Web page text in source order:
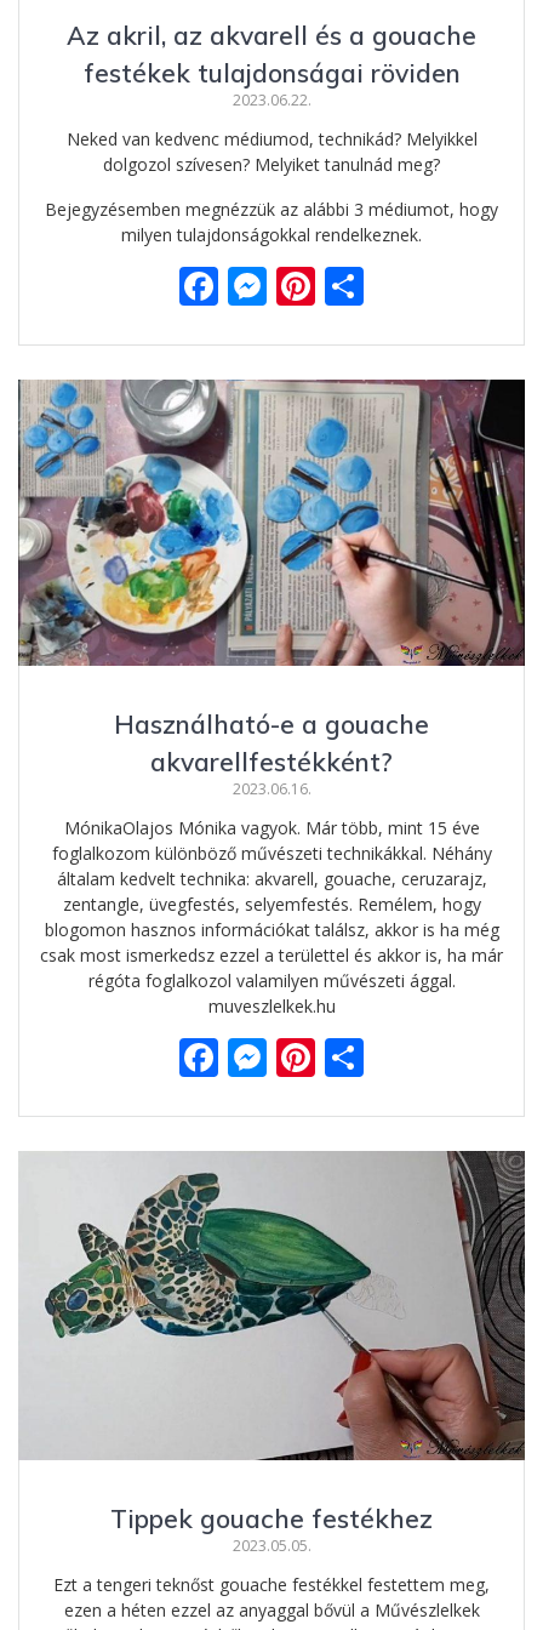
Az akril, az akvarell és a gouache
festékek tulajdonságai röviden
2023.06.22.
Neked van kedvenc médiumod, technikád? Melyikkel
dolgozol szívesen? Melyiket tanulnád meg?
Bejegyzésemben megnézzük az alábbi 3 médiumot, hogy
milyen tulajdonságokkal rendelkeznek.
F
e
b
o
o
k
M
ss
e
n
g
er
Pi
er
e
st
za
m
e
g
Használható-e a gouache
akvarellfestékként?
2023.06.16.
MónikaOlajos Mónika vagyok. Már több, mint 15 éve
foglalkozom különböző művészeti technikákkal. Néhány
általam kedvelt technika: akvarell, gouache, ceruzarajz,
zentangle, üvegfestés, selyemfestés. Remélem, hogy
blogomon hasznos információkat találsz, akkor is ha még
csak most ismerkedsz ezzel a területtel és akkor is, ha már
régóta foglalkozol valamilyen művészeti ággal.
muveszlelkek.hu
F
ac
e
o
o
k
M
e
ss
n
g
er
Pi
nt
er za
Tippek gouache festékhez
2023.05.05.
Ezt a tengeri teknőst gouache festékkel festettem meg,
ezen a héten ezzel az anyaggal bővül a Művészlelkek